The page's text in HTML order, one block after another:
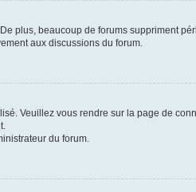
plus, beaucoup de forums suppriment
aux discussions du forum.
Veuillez vous rendre sur la page de
du forum.